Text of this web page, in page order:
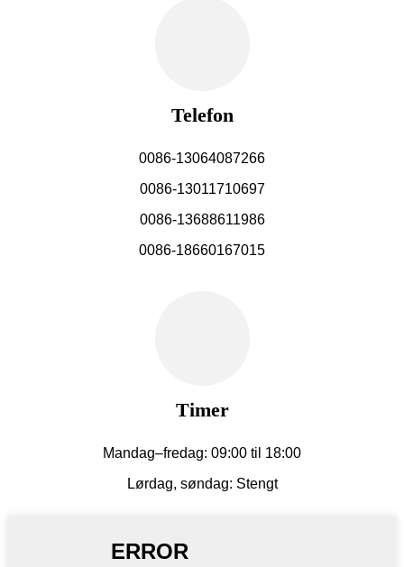
Telefon
0086-13064087266
0086-13011710697
0086-13688611986
0086-18660167015
Timer
Mandag–fredag: 09:00 til 18:00
Lørdag, søndag: Stengt